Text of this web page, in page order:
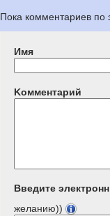
Пока комментариев по
Имя
Kомментарий
Введите
желанию))